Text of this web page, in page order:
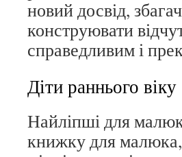
новий досвід,
конструювати
справедливим і
Діти раннього віку
Найліпші для
книжку для малюка,